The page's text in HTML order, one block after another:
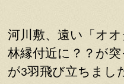
河川敷、遠い「オオ
林縁付近に？？が
が3羽飛び立ちまし